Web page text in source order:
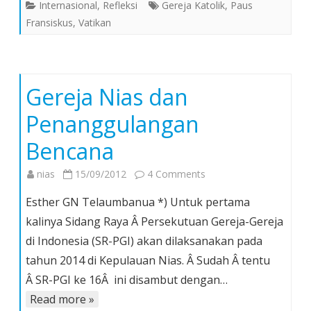
Internasional, Refleksi Gereja Katolik, Paus
Fransiskus, Vatikan
Gereja Nias dan
Penanggulangan
Bencana
nias 15/09/2012 4 Comments
Nias
dan
Penanggulangan
Bencana
Esther GN Telaumbanua *) Untuk pertama
kalinya Sidang Raya Â Persekutuan Gereja-Gereja
di Indonesia (SR-PGI) akan dilaksanakan pada
tahun 2014 di Kepulauan Nias. Â Sudah Â tentu
Â SR-PGI ke 16Â ini disambut dengan…
Read more »